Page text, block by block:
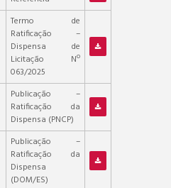
Termo de
Ratificação –
Dispensa de
Licitação Nº
063/2025
Publicação –
Ratificação da
Dispensa (PNCP)
Publicação –
Ratificação da
Dispensa
(DOM/ES)